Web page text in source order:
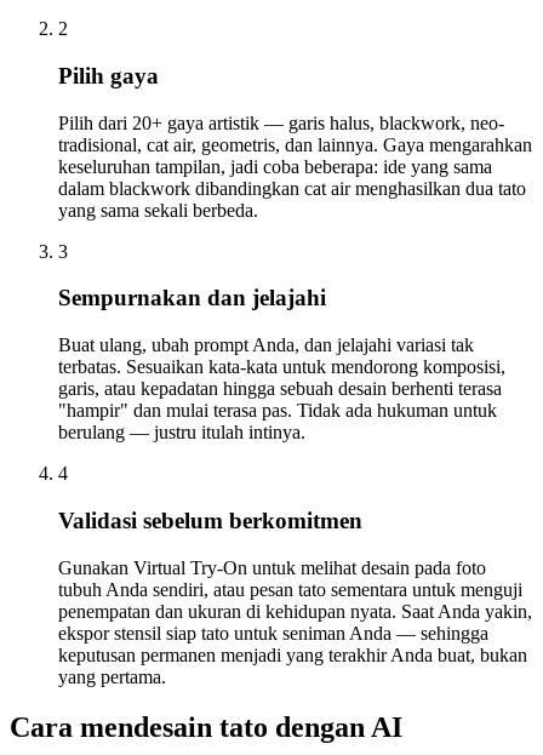
2
Pilih gaya
Pilih dari 20+ gaya artistik — garis halus, blackwork, neo-
tradisional, cat air, geometris, dan lainnya. Gaya mengarahkan
keseluruhan tampilan, jadi coba beberapa: ide yang sama
dalam blackwork dibandingkan cat air menghasilkan dua tato
yang sama sekali berbeda.
3
Sempurnakan dan jelajahi
Buat ulang, ubah prompt Anda, dan jelajahi variasi tak
terbatas. Sesuaikan kata-kata untuk mendorong komposisi,
garis, atau kepadatan hingga sebuah desain berhenti terasa
"hampir" dan mulai terasa pas. Tidak ada hukuman untuk
berulang — justru itulah intinya.
4
Validasi sebelum berkomitmen
Gunakan Virtual Try-On untuk melihat desain pada foto
tubuh Anda sendiri, atau pesan tato sementara untuk menguji
penempatan dan ukuran di kehidupan nyata. Saat Anda yakin,
ekspor stensil siap tato untuk seniman Anda — sehingga
keputusan permanen menjadi yang terakhir Anda buat, bukan
yang pertama.
Cara mendesain tato dengan AI